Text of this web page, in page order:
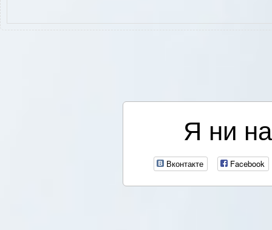
Я ни
Вконтакте Facebook